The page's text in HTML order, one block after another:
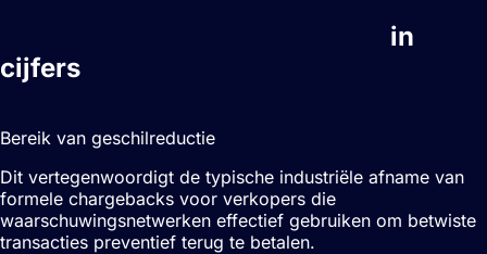
in
cijfers
Bereik van geschilreductie
Dit vertegenwoordigt de typische industriële afname van
formele chargebacks voor verkopers die
waarschuwingsnetwerken effectief gebruiken om betwiste
transacties preventief terug te betalen.